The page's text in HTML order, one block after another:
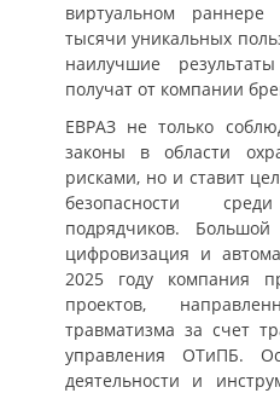
виртуальном
тысячи уникальных
наилучшие
получат от компании
ЕВРАЗ не только
законы в области
рисками, но и ставит
безопасности
подрядчиков.
цифровизация и
2025 году компания
проектов,
травматизма за счет
управления ОТиПБ.
деятельности и